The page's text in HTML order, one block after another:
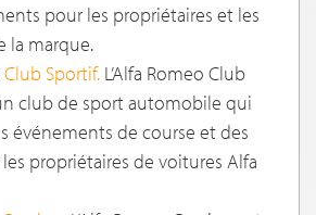
pour les propriétaires et les
la marque.
Sportif. L’Alfa Romeo Club
club de sport automobile qui
événements de course et des
propriétaires de voitures Alfa